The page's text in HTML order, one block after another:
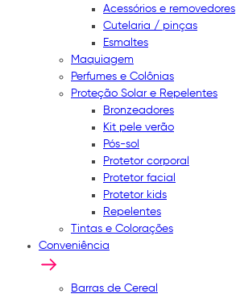
Acessórios e removedores
Cutelaria / pinças
Esmaltes
Maquiagem
Perfumes e Colônias
Proteção Solar e Repelentes
Bronzeadores
Kit pele verão
Pós-sol
Protetor corporal
Protetor facial
Protetor kids
Repelentes
Tintas e Colorações
Conveniência
Barras de Cereal